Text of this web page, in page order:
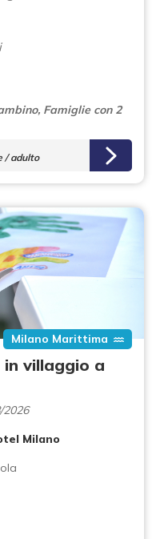
Famiglie con 2
/ adulto
Milano Marittima
villaggio a
2026
Milano